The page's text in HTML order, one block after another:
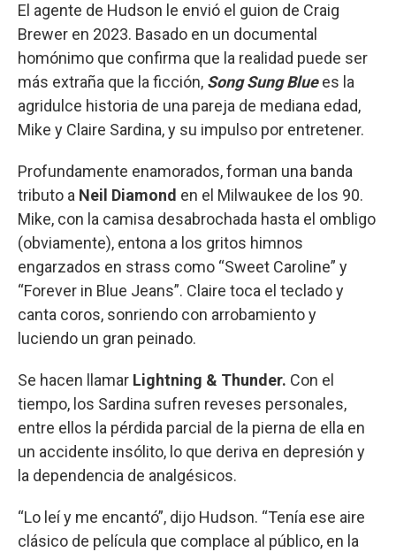
El agente de Hudson le envió el guion de Craig
Brewer en 2023. Basado en un documental
homónimo que confirma que la realidad puede ser
más extraña que la ficción, Song Sung Bluees la
agridulce historia de una pareja de mediana edad,
Mike y Claire Sardina, y su impulso por entretener.
Profundamente enamorados, forman una banda
tributo a Neil Diamond en el Milwaukee de los 90.
Mike, con la camisa desabrochada hasta el ombligo
(obviamente), entona a los gritos himnos
engarzados en strass como “Sweet Caroline” y
“Forever in Blue Jeans”. Claire toca el teclado y
canta coros, sonriendo con arrobamiento y
luciendo un gran peinado.
Se hacen llamar Lightning & Thunder. Con el
tiempo, los Sardina sufren reveses personales,
entre ellos la pérdida parcial de la pierna de ella en
un accidente insólito, lo que deriva en depresión y
la dependencia de analgésicos.
“Lo leí y me encantó”, dijo Hudson. “Tenía ese aire
clásico de película que complace al público, en la